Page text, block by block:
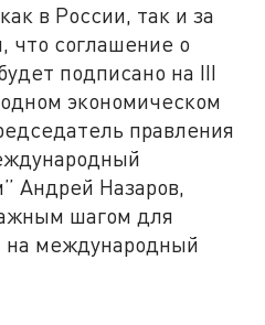
в России, так и за
что соглашение о
подписано на III
экономическом
правления
Андрей Назаров,
шагом для
на международный